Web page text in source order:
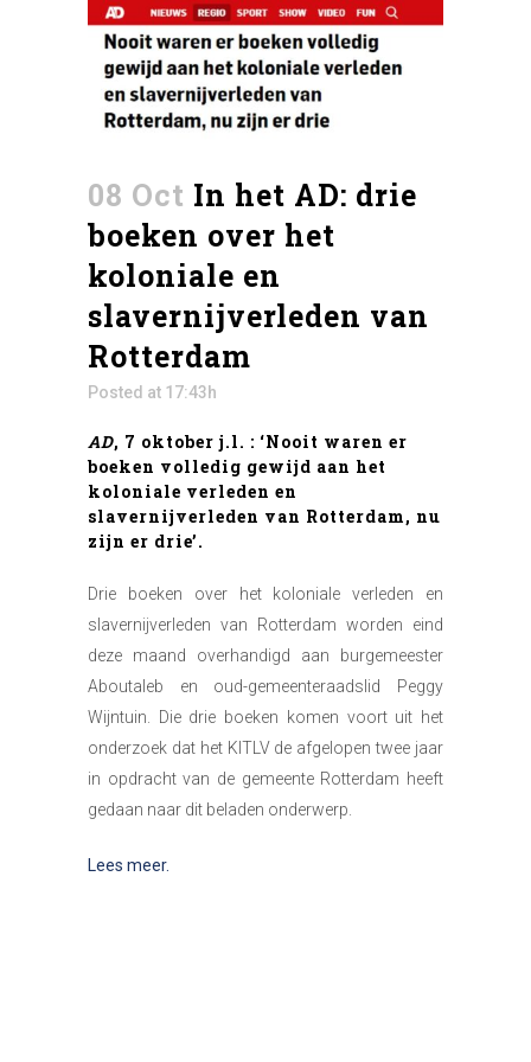
08 Oct In het AD: drie
boeken over het
koloniale en
slavernijverleden van
Rotterdam
Posted at 17:43h
AD, 7 oktober j.l. : ‘Nooit waren er
boeken volledig gewijd aan het
koloniale verleden en
slavernijverleden van Rotterdam, nu
zijn er drie’.
Drie boeken over het koloniale verleden en
slavernijverleden van Rotterdam worden eind
deze maand overhandigd aan burgemeester
Aboutaleb en oud-gemeenteraadslid Peggy
Wijntuin. Die drie boeken komen voort uit het
onderzoek dat het KITLV de afgelopen twee jaar
in opdracht van de gemeente Rotterdam heeft
gedaan naar dit beladen onderwerp.
Lees meer.